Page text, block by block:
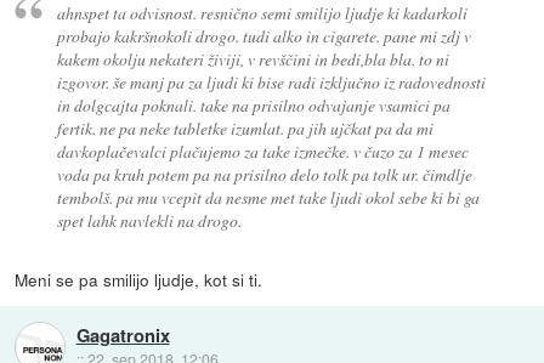
ahnspet ta odvisnost. resnično semi smilijo ljudje ki kadarkoli
probajo kakršnokoli drogo. tudi alko in cigarete. pane mi zdj v
kakem okolju nekateri živiji, v revščini in bedi,bla bla. to ni
izgovor. še manj pa za ljudi ki bise radi izključno iz radovednosti
in dolgcajta poknali. take na prisilno odvajanje vsamici pa
fertik. ne pa neke tabletke izumlat. pa jih ujčkat pa da mi
davkoplačevalci plačujemo za take izmečke. v čuzo za 1 mesec
voda pa kruh potem pa na prisilno delo tolk pa tolk ur. čimdlje
tembolš. pa mu vcepit da nesme met take ljudi okol sebe ki bi ga
spet lahk navlekli na drogo.
Meni se pa smilijo ljudje, kot si ti.
Gagatronix
::22. sep 2018, 12:06